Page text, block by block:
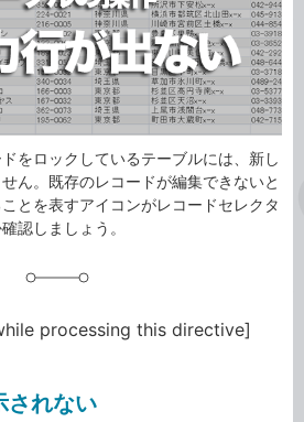
をロックしているテーブルには、新し
ん。既存のレコードが編集できないと
とを表すアイコンがレコードセレクタ
認しましょう。
processing this directive]
されない